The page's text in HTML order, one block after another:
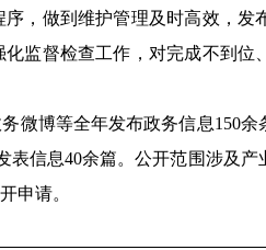
，做到维护管理及时高效，发
监督检查工作，对完成不到
微博等全年发布政务信息150
信息40余篇。公开范围涉及
申请。